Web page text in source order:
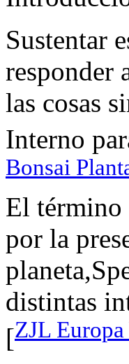
Sustentar
responder
las cosas
Interno
Bonsai
El término
por la
distintas
[ZJL